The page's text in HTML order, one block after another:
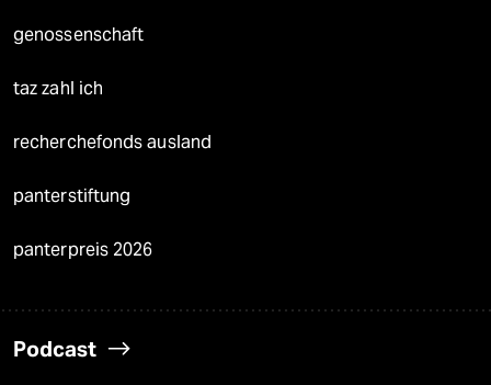
genossenschaft
taz zahl ich
recherchefonds ausland
panterstiftung
panterpreis 2026
Podcast